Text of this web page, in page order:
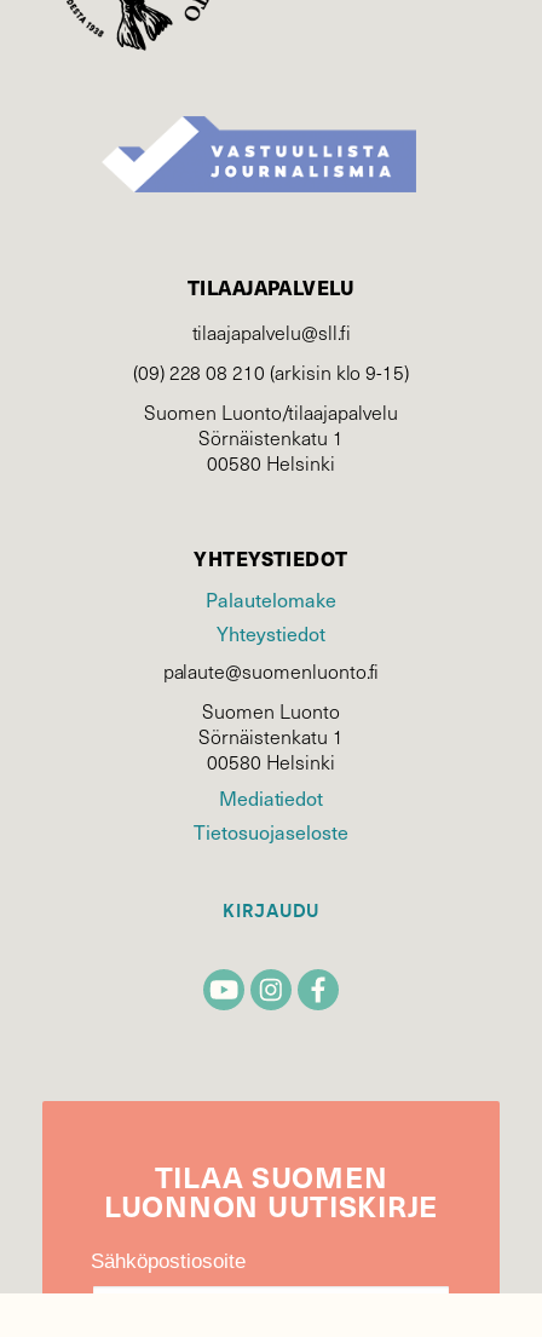
TILAAJAPALVELU
tilaajapalvelu@sll.fi
(09) 228 08 210 (arkisin klo 9-15)
Suomen Luonto/tilaajapalvelu
Sörnäistenkatu 1
00580 Helsinki
YHTEYSTIEDOT
Palautelomake
Yhteystiedot
palaute@suomenluonto.fi
Suomen Luonto
Sörnäistenkatu 1
00580 Helsinki
Mediatiedot
Tietosuojaseloste
KIRJAUDU
TILAA SUOMEN
LUONNON UUTIS­KIRJE
Sähköpostiosoite